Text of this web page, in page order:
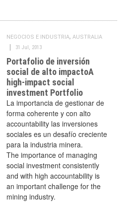
NEGOCIOS E INDUSTRIA, AUSTRALIA
31 Jul, 2013
Portafolio de inversión
social de alto impactoA
high-impact social
investment Portfolio
La importancia de gestionar de
forma coherente y con alto
accountability las inversiones
sociales es un desafío creciente
para la industria minera.
The importance of managing
social investment consistently
and with high accountability is
an important challenge for the
mining industry.